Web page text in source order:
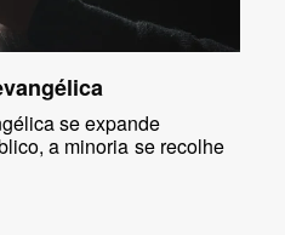
se expande
a minoria se recolhe